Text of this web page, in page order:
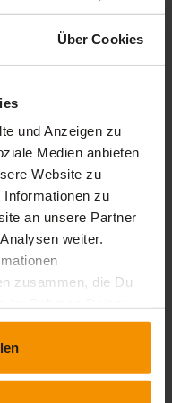
Über Cookies
und Anzeigen zu
Medien anbieten
Website zu
zu
an unsere Partner
weiter.
zusammen, die Du
expand_less